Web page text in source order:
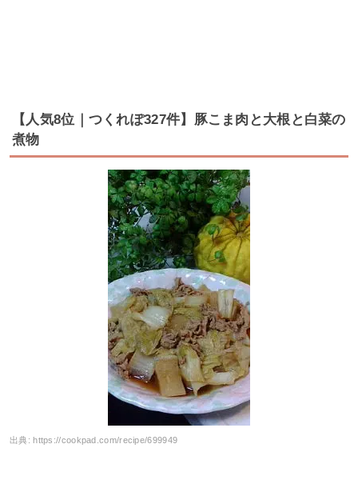
【人気8位｜つくれぽ327件】豚こま肉と大根と白菜の
煮物
出典:https://cookpad.com/recipe/699949